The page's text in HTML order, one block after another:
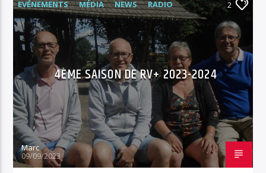
EVÉNEMENTS MÉDIA NEWS
RADIO
RÉTRO/VINTAGE
RVPLUS
2
4ÈME SAISON DE RV+ 2023-2024
Marc
09/09/2023